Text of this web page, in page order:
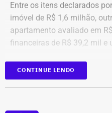
Passados oito anos após
públicas nacionalmente,
item que acredita ser
tenham mais rigor.
“A Lei Maria da Penha é
Entre os itens declarados
imóvel de R$ 1,6 milhão,
apartamento avaliado em
financeiras de R$ 39,2 mil e
CONTINUE LENDO